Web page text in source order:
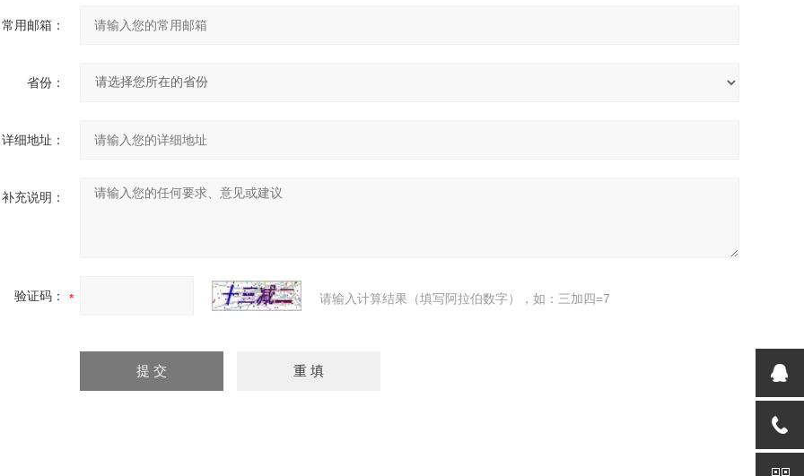
常用邮箱：
省份：
详细地址：
补充说明：
验证码： 请输入计算结果（填写阿拉伯数字），如：三加四=7